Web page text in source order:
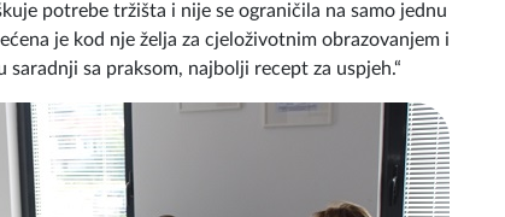
potrebe tržišta i nije se ograničila na samo jednu
je kod nje želja za cjeloživotnim obrazovanjem i
saradnji sa praksom, najbolji recept za uspjeh.“